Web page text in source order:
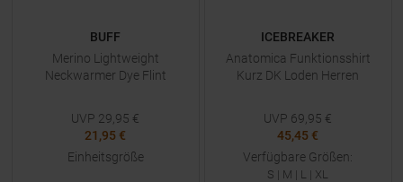
BUFF
Merino Lightweight
Neckwarmer Dye Flint
UVP 29,95 €
21,95 €
Einheitsgröße
ICEBREAKER
Anatomica Funktionsshirt
Kurz DK Loden Herren
UVP 69,95 €
45,45 €
Verfügbare Größen:
S | M | L | XL